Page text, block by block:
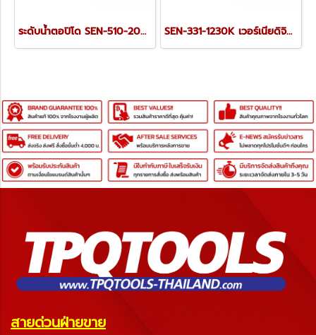
ระดับน้ำตอปิโด SEN-510-2090K SEN-331-1230K เวอร์เนียดิจิตอล 6" / 150 มม.
สายด่วนฝ่ายขาย